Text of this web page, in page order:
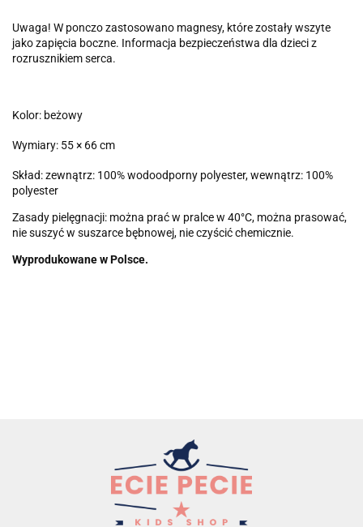
Uwaga! W ponczo zastosowano magnesy, które zostały wszyte
jako zapięcia boczne. Informacja bezpieczeństwa dla dzieci z
rozrusznikiem serca.
Kolor: beżowy
Wymiary: 55 × 66 cm
Skład: zewnątrz: 100% wodoodporny polyester, wewnątrz: 100%
polyester
Zasady pielęgnacji: można prać w pralce w 40°C, można prasować,
nie suszyć w suszarce bębnowej, nie czyścić chemicznie.
Wyprodukowane w Polsce.